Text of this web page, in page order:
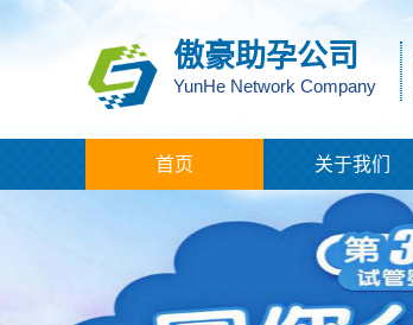
傲豪助孕公司
YunHe Network Company
首页 关于我们